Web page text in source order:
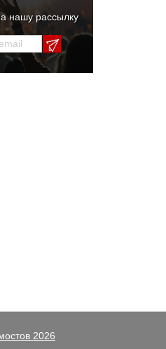
нашу рассылку
2026